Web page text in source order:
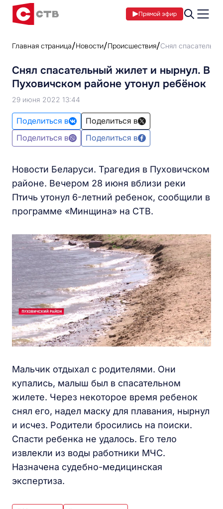
Прямой эфир
Главная страница Новости Происшествия Снял
Снял спасательный жилет и нырнул. В
Пуховичском районе утонул ребёнок
29 июня 2022 13:44
Поделиться в
Поделиться в
Поделиться в
Поделиться в
Новости Беларуси. Трагедия в Пуховичском
районе. Вечером 28 июня вблизи реки
Птичь утонул 6-летний ребенок, сообщили в
программе «Минщина» на СТВ.
Мальчик отдыхал с родителями. Они
купались, малыш был в спасательном
жилете. Через некоторое время ребенок
снял его, надел маску для плавания, нырнул
и исчез. Родители бросились на поиски.
Спасти ребенка не удалось. Его тело
извлекли из воды работники МЧС.
Назначена судебно-медицинская
экспертиза.